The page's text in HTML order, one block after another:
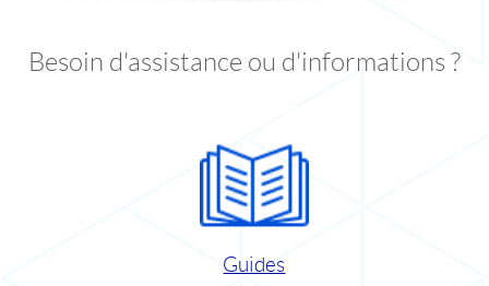
Besoin d'assistance ou d'informations ?
Guides